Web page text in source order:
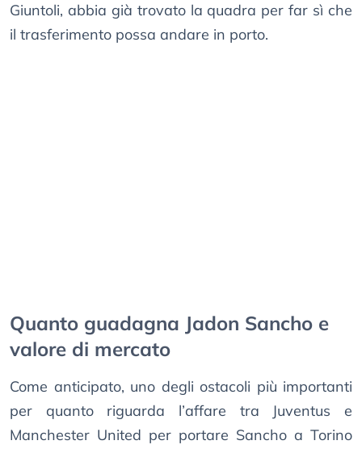
Giuntoli, abbia già trovato la quadra per far sì che
il trasferimento possa andare in porto.
Quanto guadagna Jadon Sancho e
valore di mercato
Come anticipato, uno degli ostacoli più importanti
per quanto riguarda l’affare tra Juventus e
Manchester United per portare Sancho a Torino